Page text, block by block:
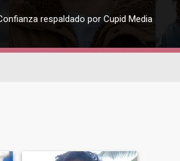
respaldado por Cupid Media